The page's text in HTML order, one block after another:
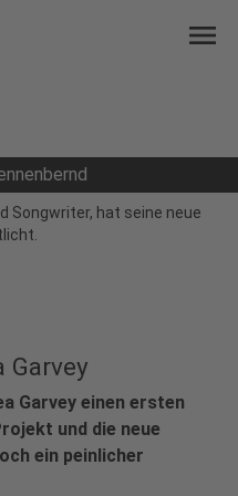
menu
Songwriter, hat seine neue
Garvey
Garvey einen ersten
und die neue
ein peinlicher